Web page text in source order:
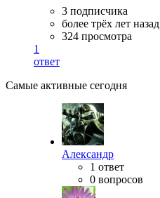
3 подписчика
более трёх лет назад
324 просмотра
1
ответ
Самые активные сегодня
Александр
1 ответ
0 вопросов